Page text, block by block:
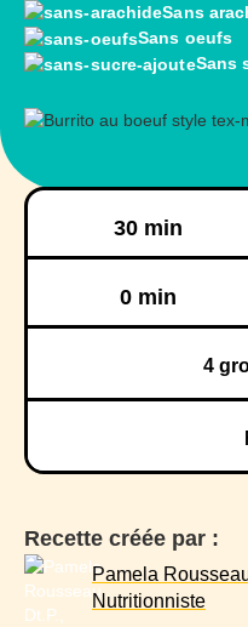
Sans
Sans oeufs
Sans
30 min
0 min
4
Recette créée par :
Pamela
Nutritionniste